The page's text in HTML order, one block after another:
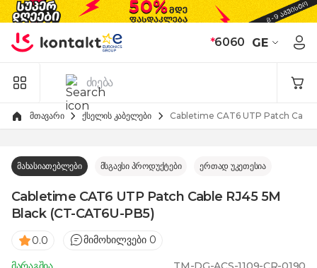
Skip to Content
*6060 GE
მთავარი ქსელის კაბელები Cabletime CAT6 UTP Patch
მახასიათებლები მსგავსი პროდუქტები ერთად უკეთესია
Cabletime CAT6 UTP Patch Cable RJ45 5M
Black (CT-CAT6U-PB5)
0.0 მიმოხილვები 0